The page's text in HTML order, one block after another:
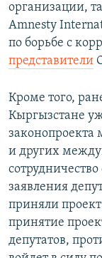
организации,
Amnesty
по борьбе с
представители
Кроме того,
Кыргызстане
законопроекта
и других
заявления
приняли
принятие
депутатов,